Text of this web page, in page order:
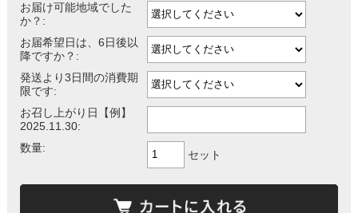
お届け可能地域でした
か？:
お届希望日は、6日後以
降ですか？:
発送より3日間の消費期
限です:
お召し上がり日【例】
2025.11.30:
数量:
セット